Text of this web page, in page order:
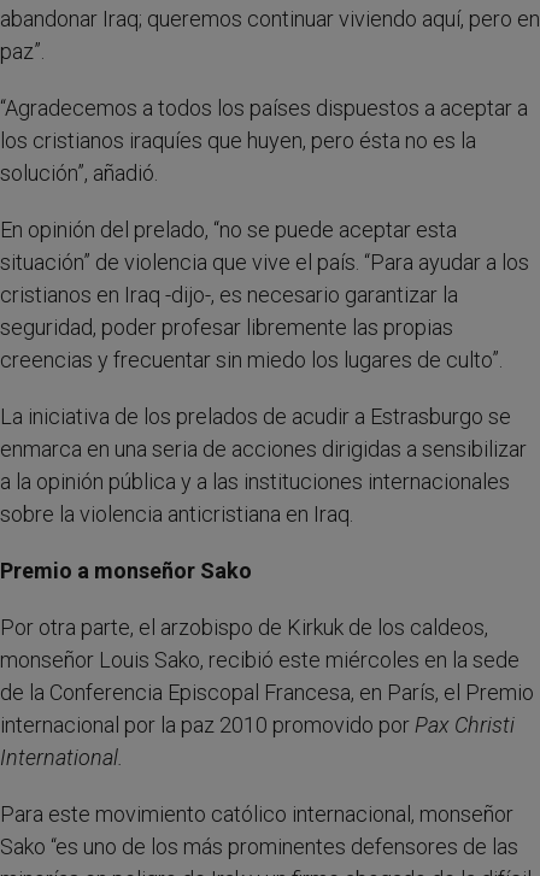
abandonar Iraq; queremos continuar viviendo aquí, pero en
paz”.
“Agradecemos a todos los países dispuestos a aceptar a
los cristianos iraquíes que huyen, pero ésta no es la
solución”, añadió.
En opinión del prelado, “no se puede aceptar esta
situación” de violencia que vive el país. “Para ayudar a los
cristianos en Iraq -dijo-, es necesario garantizar la
seguridad, poder profesar libremente las propias
creencias y frecuentar sin miedo los lugares de culto”.
La iniciativa de los prelados de acudir a Estrasburgo se
enmarca en una seria de acciones dirigidas a sensibilizar
a la opinión pública y a las instituciones internacionales
sobre la violencia anticristiana en Iraq.
Premio a monseñor Sako
Por otra parte, el arzobispo de Kirkuk de los caldeos,
monseñor Louis Sako, recibió este miércoles en la sede
de la Conferencia Episcopal Francesa, en París, el Premio
internacional por la paz 2010 promovido por Pax Christi
International.
Para este movimiento católico internacional, monseñor
Sako “es uno de los más prominentes defensores de las